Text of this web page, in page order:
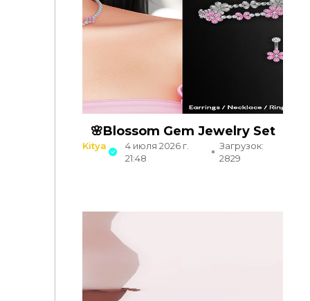
🌸Blossom Gem Jewelry Set
Kitya
4 июля 2026 г.
21:48
Загрузок:
2829